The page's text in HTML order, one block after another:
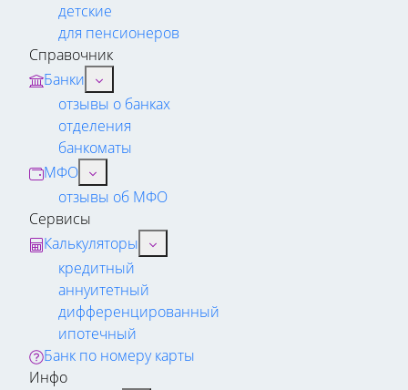
детские
для пенсионеров
Справочник
Банки
отзывы о банках
отделения
банкоматы
МФО
отзывы об МФО
Сервисы
Калькуляторы
кредитный
аннуитетный
дифференцированный
ипотечный
Банк по номеру карты
Инфо